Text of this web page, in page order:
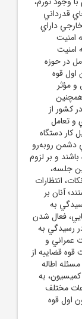
قدرداني
داراي
امنيت
امنيت
در حوزه
اول قوه
مؤثر
کشور از
و تعامل
کار دستگاه
دشمن روبه‌رو
و بر لزوم
جلسه،
انتظارات
آنان بر
به
فعال شدن
رسيدگي به
عمراني و
قوه قضاييه از
اطاله
کميسيون، به
مختلف
اول قوه